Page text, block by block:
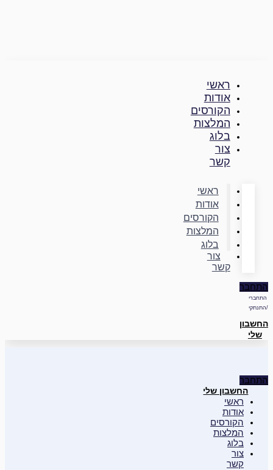
ראשי
אודות
הקורסים
המלצות
בלוג
צור
קשר
ראשי
אודות
הקורסים
המלצות
בלוג
צור
קשר
התחבר
התחברי
/התנתקי
החשבון
שלי
התחבר
החשבון שלי
ראשי
אודות
הקורסים
המלצות
בלוג
צור
קשר